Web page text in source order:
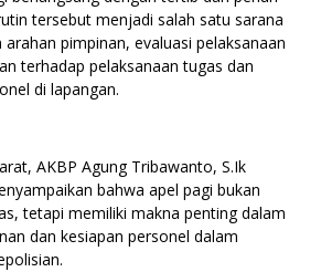
tersebut menjadi salah satu sarana
pimpinan, evaluasi pelaksanaan
terhadap pelaksanaan tugas dan
di lapangan.
AKBP Agung Tribawanto, S.Ik
bahwa apel pagi bukan
tetapi memiliki makna penting dalam
dan kesiapan personel dalam